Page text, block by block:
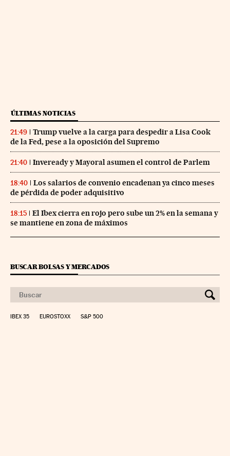
ÚLTIMAS NOTICIAS
21:49
Trump vuelve a la carga para despedir a Lisa Cook
de la Fed, pese a la oposición del Supremo
21:40 Inveready y Mayoral asumen el control de Parlem
18:40
Los salarios de convenio encadenan ya cinco meses
de pérdida de poder adquisitivo
18:15
El Ibex cierra en rojo pero sube un 2% en la semana y
se mantiene en zona de máximos
BUSCAR BOLSAS Y MERCADOS
IBEX 35 EUROSTOXX S&P 500